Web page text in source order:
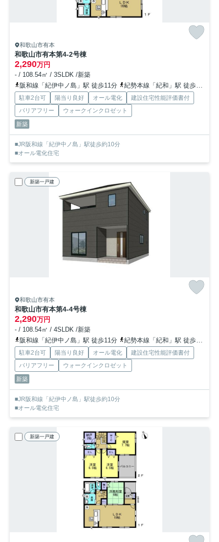
和歌山市有本
和歌山市有本第4-2号棟
2,290万円
- / 108.54㎡ / 3SLDK /新築
阪和線「紀伊中ノ島」駅 徒歩11分
紀勢本線「紀和」駅 徒歩20分
駐車2台可 陽当り良好 オール電化
建設住宅性能評価書付
バリアフリー
ウォークインクロゼット
新築
■JR阪和線「紀伊中ノ島」駅徒歩約10分
■オール電化住宅
新築一戸建
和歌山市有本
和歌山市有本第4-4号棟
2,290万円
- / 108.54㎡ / 4SLDK /新築
阪和線「紀伊中ノ島」駅 徒歩11分
紀勢本線「紀和」駅 徒歩20分
駐車2台可 陽当り良好 オール電化
建設住宅性能評価書付
バリアフリー
ウォークインクロゼット
新築
■JR阪和線「紀伊中ノ島」駅徒歩約10分
■オール電化住宅
新築一戸建